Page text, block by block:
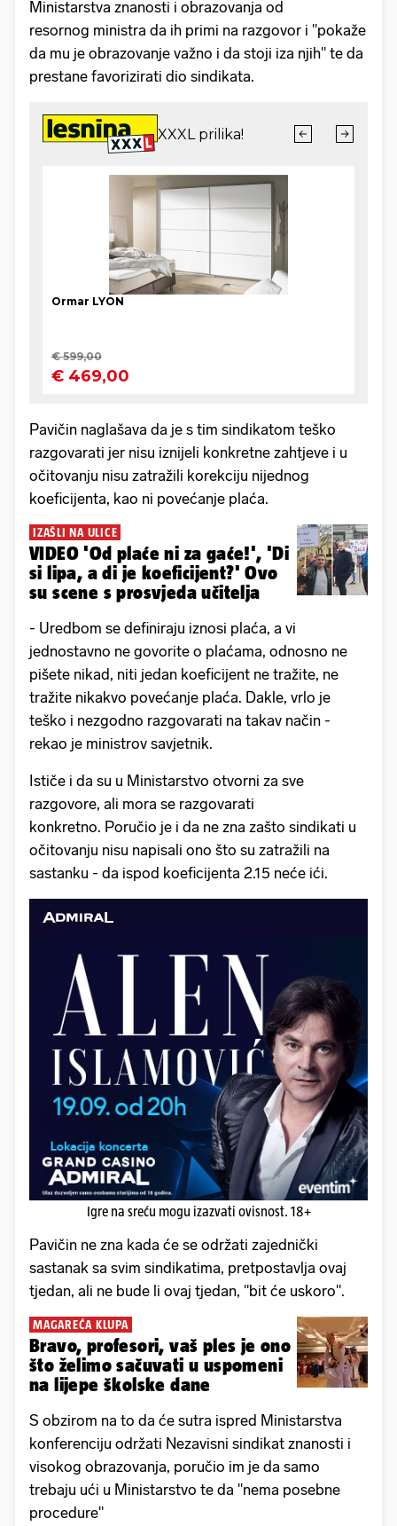
Ministarstva znanosti i obrazovanja od
resornog ministra da ih primi na razgovor i "pokaže
da mu je obrazovanje važno i da stoji iza njih" te da
prestane favorizirati dio sindikata.
Pavičin naglašava da je s tim sindikatom teško
razgovarati jer nisu iznijeli konkretne zahtjeve i u
očitovanju nisu zatražili korekciju nijednog
koeficijenta, kao ni povećanje plaća.
IZAŠLI NA ULICE
VIDEO 'Od plaće ni za gaće!', 'Di
si lipa, a di je koeficijent?' Ovo
su scene s prosvjeda učitelja
- Uredbom se definiraju iznosi plaća, a vi
jednostavno ne govorite o plaćama, odnosno ne
pišete nikad, niti jedan koeficijent ne tražite, ne
tražite nikakvo povećanje plaća. Dakle, vrlo je
teško i nezgodno razgovarati na takav način -
rekao je ministrov savjetnik.
Ističe i da su u Ministarstvo otvorni za sve
razgovore, ali mora se razgovarati
konkretno. Poručio je i da ne zna zašto sindikati u
očitovanju nisu napisali ono što su zatražili na
sastanku - da ispod koeficijenta 2.15 neće ići.
Igre na sreću mogu izazvati ovisnost. 18+
Pavičin ne zna kada će se održati zajednički
sastanak sa svim sindikatima, pretpostavlja ovaj
tjedan, ali ne bude li ovaj tjedan, "bit će uskoro".
MAGAREĆA KLUPA
Bravo, profesori, vaš ples je ono
što želimo sačuvati u uspomeni
na lijepe školske dane
S obzirom na to da će sutra ispred Ministarstva
konferenciju održati Nezavisni sindikat znanosti i
visokog obrazovanja, poručio im je da samo
trebaju ući u Ministarstvo te da "nema posebne
procedure"